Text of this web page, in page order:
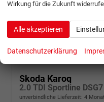
ab 758,– € mtl.
Skoda Karoq
2.0 TDI Sportline DSG7
unverbindliche Lieferzeit: 4
Wirkung für die Zukunft
Alle akzeptieren
Datenschutzerklärung